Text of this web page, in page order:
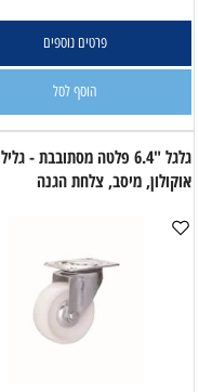
פרטים נוספים
הוסף לסל
גלגל "6.4 פלטה מסתובבת - גליל
אוקולון, מיסב, צלחת הגנה